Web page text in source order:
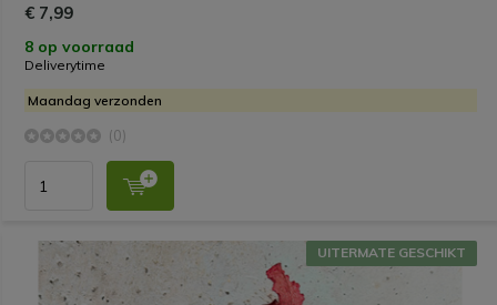
€ 7,99
8 op voorraad
Deliverytime
Maandag verzonden
(0)
UITERMATE GESCHIKT